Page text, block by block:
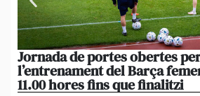
Jornada de portes obertes
l’entrenament del Barça
11.00 hores fins que finalitzi